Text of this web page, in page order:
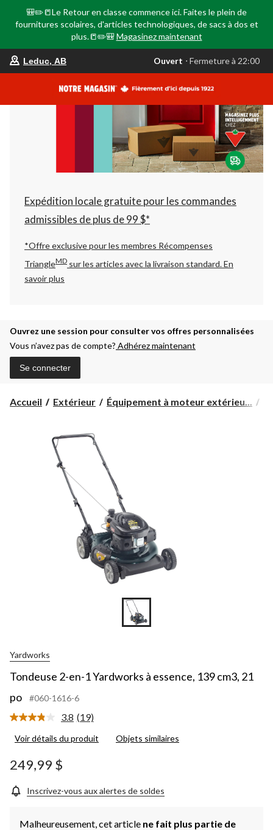
🎒✏️📒Le Retour en classe commence ici. Faites le plein de
fournitures scolaires, d'articles technologiques, de sacs à dos et
plus.📒✏️🎒 Magasinez maintenant
votre
est
AB,
Ouvert,
Fermeture
à
22:00
changer
Leduc, AB Ouvert ⋅ Fermeture à 22:00
Expédition locale gratuite pour les commandes
admissibles de plus de 99 $*
*Offre exclusive pour les membres Récompenses
TriangleMD sur les articles avec la livraison standard.En
savoir plus
Ouvrez une session pour consulter vos offres personnalisées
Vous n’avez pas de compte? Adhérez maintenant
Se connecter
Accueil Extérieur Équipement à moteur extérieu...
Yardworks
Tondeuse 2-en-1 Yardworks à essence, 139 cm3, 21
po
#060-1616-6
3.8 Lire
19
même
page.
(19)
Voir détails du produit Objets similaires
249,99 $
Inscrivez-vous aux alertes de soldes
Malheureusement, cet article ne fait plus partie de